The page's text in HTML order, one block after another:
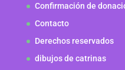
Confirmación de
Contacto
Derechos reservados
dibujos de catrinas